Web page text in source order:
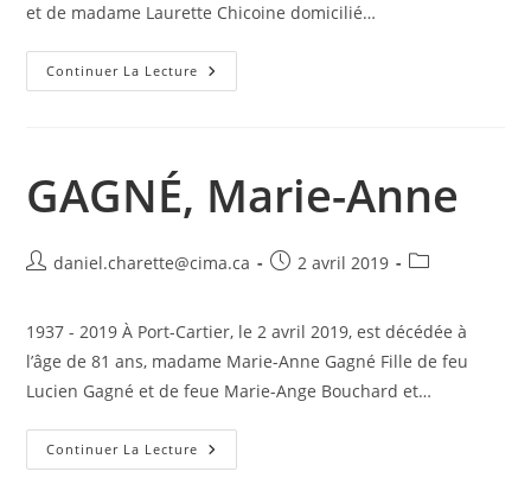
et de madame Laurette Chicoine domicilié…
Continuer La Lecture PINETTE,
Denis
GAGNÉ, Marie-Anne
Auteur/autrice
publication :
daniel.charette@cima.ca
Publication
2 avril 2019
Post
1937 - 2019 À Port-Cartier, le 2 avril 2019, est décédée à
l’âge de 81 ans, madame Marie-Anne Gagné Fille de feu
Lucien Gagné et de feue Marie-Ange Bouchard et…
Continuer La Lecture GAGNÉ,
Marie-